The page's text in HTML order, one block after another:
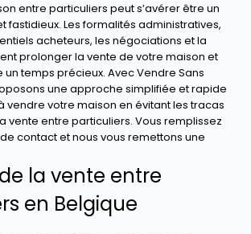
entre particuliers peut s’avérer être un
fastidieux. Les formalités administratives,
acheteurs, les négociations et la
prolonger la vente de votre maison et
temps précieux. Avec Vendre Sans
une approche simplifiée et rapide
vendre votre maison en évitant les tracas
vente entre particuliers. Vous remplissez
contact et nous vous remettons une
la vente entre
en Belgique